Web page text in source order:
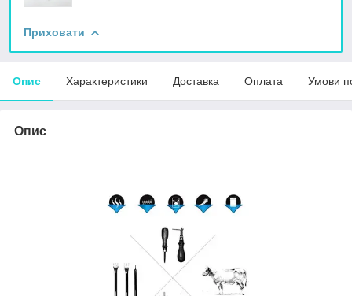
Приховати
Опис Характеристики Доставка Оплата Умови
Опис